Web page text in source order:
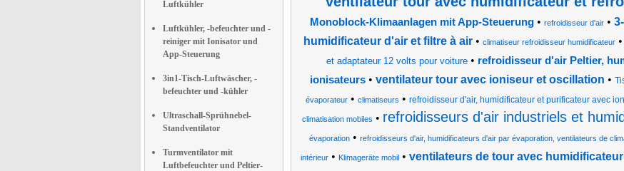
Luftkühler
Luftkühler, -befeuchter und -
reiniger mit Ionisator und
App-Steuerung
3in1-Tisch-Luftwäscher, -
befeuchter und -kühler
Ultraschall-Sprühnebel-
Standventilator
Turmventilator mit
Luftbefeuchter und Peltier-
Monoblock-Klimaanlagen mit App-Steuerung• refroidisseur d'air•
humidificateur d'air et filtre à air • climatiseur refroidisseur humidificateur •
et adaptateur 12 volts pour voiture • refroidisseur d'air Peltier,
ionisateurs • ventilateur tour avec ioniseur et oscillation •
évaporateur• climatiseurs • refroidisseur d'air, humidificateur et purificateur avec
climatisation mobiles • refroidisseurs d'air industriels et
évaporation• refroidisseurs d'air, humidificateurs d'air par évaporation, ventilateurs de
intérieur • Klimageräte mobil • ventilateurs de tour avec